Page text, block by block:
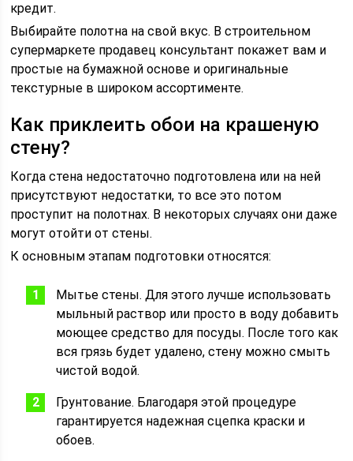
кредит.
Выбирайте полотна на свой вкус. В строительном
супермаркете продавец консультант покажет вам и
простые на бумажной основе и оригинальные
текстурные в широком ассортименте.
Как приклеить обои на крашеную
стену?
Когда стена недостаточно подготовлена или на ней
присутствуют недостатки, то все это потом
проступит на полотнах. В некоторых случаях они даже
могут отойти от стены.
К основным этапам подготовки относятся:
Мытье стены. Для этого лучше использовать
мыльный раствор или просто в воду добавить
моющее средство для посуды. После того как
вся грязь будет удалено, стену можно смыть
чистой водой.
Грунтование. Благодаря этой процедуре
гарантируется надежная сцепка краски и
обоев.